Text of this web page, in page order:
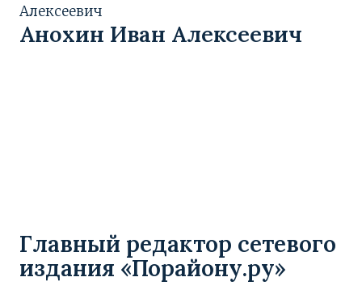
Алексеевич
Анохин Иван Алексеевич
Главный редактор сетевого
издания «Порайону.ру»